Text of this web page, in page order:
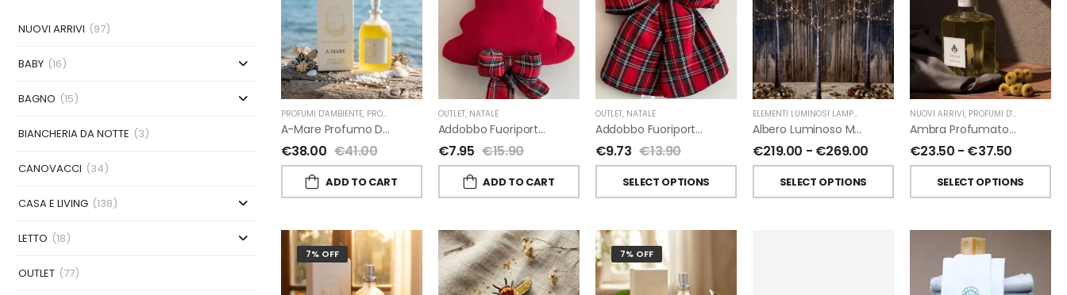
NUOVI ARRIVI (97)
BABY (16)
BAGNO (15)
BIANCHERIA DA NOTTE (3)
CANOVACCI (34)
CASA E LIVING (138)
LETTO (18)
OUTLET (77)
PROFUMI D'AMBIENTE, PROFUMI D'AMBIENTE FIORIRA' UN GIARDINO FIORIRA' UN GIARDINO
A-Mare Profumo D’ambiente Di Fiorirà Un Giardino
€38.00 €41.00
ADD TO CART
OUTLET, NATALE
Addobbo Fuoriporta Alberello Velluto Rosso Con Fiocchetto Tartan
€7.95 €15.90
ADD TO CART
OUTLET, NATALE
Addobbo Fuoriporta Fiocco In Velluto Rosso O In Tartan
€9.73 €13.90
SELECT OPTIONS
ELEMENTI LUMINOSI LAMPADE E LED NATALE,FIORIRA' UN GIARDINO
Albero Luminoso Marrone Interno-Esterno Di Fiorirà Un Giardino
€219.00 - €269.00
SELECT OPTIONS
NUOVI ARRIVI, PROFUMI D'AMBIENTE
Ambra Profumatori Per Ambiente A Bastoncini Di Chiara Firenze
€23.50 - €37.50
SELECT OPTIONS
7% OFF 7% OFF